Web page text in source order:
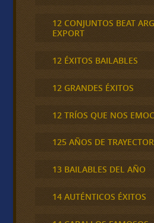
12 CONJUNTOS BEAT
EXPORT
12 ÉXITOS BAILABLES
12 GRANDES ÉXITOS
12 TRÍOS QUE NOS
125 AÑOS DE
13 BAILABLES DEL AÑO
14 AUTÉNTICOS ÉXITOS